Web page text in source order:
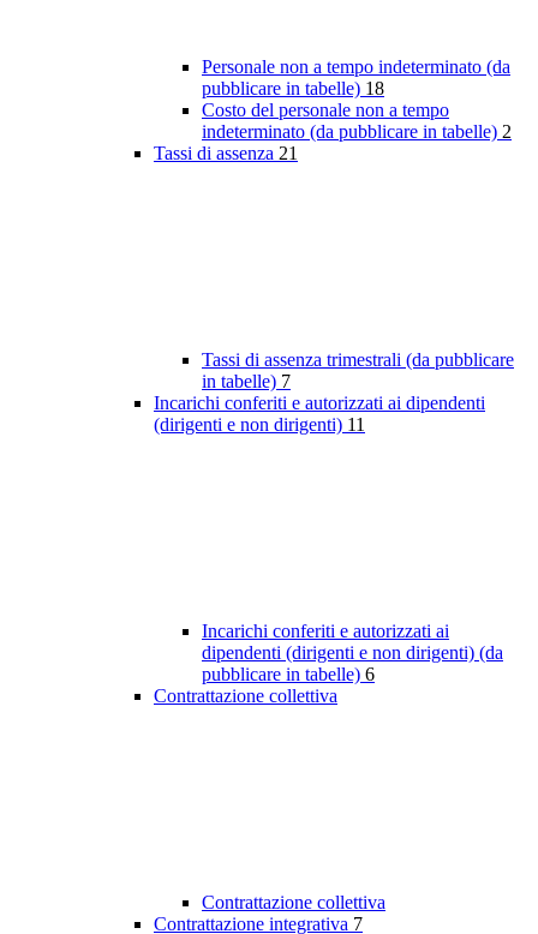
Personale non a tempo indeterminato (da
pubblicare in tabelle) 18
Costo del personale non a tempo
indeterminato (da pubblicare in tabelle) 2
Tassi di assenza 21
Tassi di assenza trimestrali (da pubblicare
in tabelle) 7
Incarichi conferiti e autorizzati ai dipendenti
(dirigenti e non dirigenti) 11
Incarichi conferiti e autorizzati ai
dipendenti (dirigenti e non dirigenti) (da
pubblicare in tabelle) 6
Contrattazione collettiva
Contrattazione collettiva
Contrattazione integrativa 7